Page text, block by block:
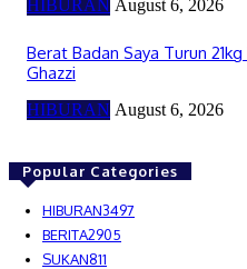
HIBURAN August 6, 2026
Berat Badan Saya Turun
Ghazzi
HIBURAN August 6, 2026
Popular Categories
HIBURAN3497
BERITA2905
SUKAN811